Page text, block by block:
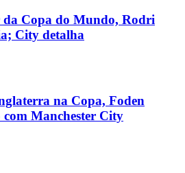
Copa do Mundo, Rodri
City detalha
na Copa, Foden
Manchester City